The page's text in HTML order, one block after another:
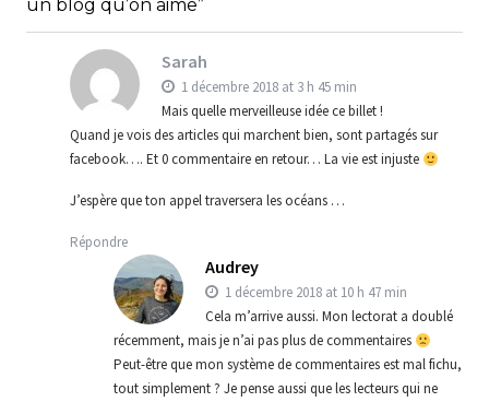
un blog qu’on aime”
Sarah
1 décembre 2018 at 3 h 45 min
Mais quelle merveilleuse idée ce billet !
Quand je vois des articles qui marchent bien, sont partagés sur
facebook…. Et 0 commentaire en retour… La vie est injuste
J’espère que ton appel traversera les océans …
Répondre
Audrey
1 décembre 2018 at 10 h 47 min
Cela m’arrive aussi. Mon lectorat a doublé
récemment, mais je n’ai pas plus de commentaires
Peut-être que mon système de commentaires est mal fichu,
tout simplement ? Je pense aussi que les lecteurs qui ne